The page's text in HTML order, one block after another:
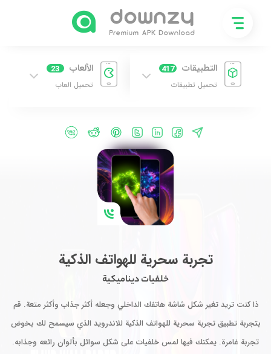
التطبيقات 417
تحميل تطبيقات
الألعاب 23
تحميل العاب
تجربة سحرية للهواتف الذكية
خلفيات ديناميكية
ذا كنت تريد تغير شكل شاشة هاتفك الداخلي وجعله أكثر جذاب وأكثر متعة. قم
بتجربة تطبيق تجربة سحرية للهواتف الذكية للاندرويد الذي سيسمح لك بخوض
تجربة غامرة. يمكنك فيها لمس خلفيات على شكل سوائل بألوان رائعه وجذابه.